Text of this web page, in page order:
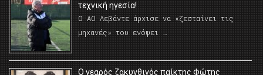
τεχνική ηγεσία!
Ο ΑΟ Λεβάντε άρχισε να «ζεσταίνει τις
μηχανές» του ενόψει …
O νεαρός ζακυνθινός παίκτης Φώτης